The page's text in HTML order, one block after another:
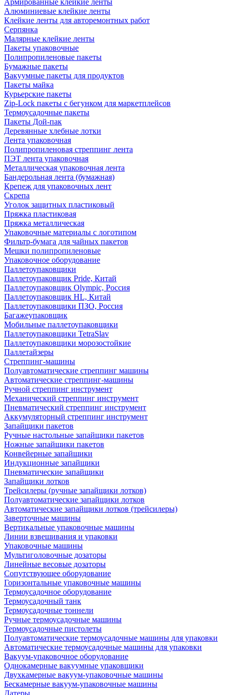
Армированные клейкие ленты
Алюминиевые клейкие ленты
Клейкие ленты для авторемонтных работ
Серпянка
Малярные клейкие ленты
Пакеты упаковочные
Полипропиленовые пакеты
Бумажные пакеты
Вакуумные пакеты для продуктов
Пакеты майка
Курьерские пакеты
Zip-Lock пакеты с бегунком для маркетплейсов
Термоусадочные пакеты
Пакеты Дой-пак
Деревянные хлебные лотки
Лента упаковочная
Полипропиленовая стреппинг лента
ПЭТ лента упаковочная
Металлическая упаковочная лента
Бандерольная лента (бумажная)
Крепеж для упаковочных лент
Скрепа
Уголок защитных пластиковый
Пряжка пластиковая
Пряжка металлическая
Упаковочные материалы с логотипом
Фильтр-бумага для чайных пакетов
Мешки полипропиленовые
Упаковочное оборудование
Паллетоупаковщики
Паллетоупаковщик Pride, Китай
Паллетоупаковщик Olympic, Россия
Паллетоупаковщик HL, Китай
Паллетоупаковщики ПЗО, Россия
Багажеупаковщик
Мобильные паллетоупаковщики
Паллетоупаковщики TetraSlav
Паллетоупаковщики морозостойкие
Паллетайзеры
Стреппинг-машины
Полуавтоматические стреппинг машины
Автоматические стреппинг-машины
Ручной стреппинг инструмент
Механический стреппинг инструмент
Пневматический стреппинг инструмент
Аккумуляторный стреппинг инструмент
Запайщики пакетов
Ручные настольные запайщики пакетов
Ножные запайщики пакетов
Конвейерные запайщики
Индукционные запайщики
Пневматические запайщики
Запайщики лотков
Трейсилеры (ручные запайщики лотков)
Полуавтоматические запайщики лотков
Автоматические запайщики лотков (трейсилеры)
Заверточные машины
Вертикальные упаковочные машины
Линии взвешивания и упаковки
Упаковочные машины
Мультиголовочные дозаторы
Линейные весовые дозаторы
Сопутствующее оборудование
Горизонтальные упаковочные машины
Термоусадочное оборудование
Термоусадочный танк
Термоусадочные тоннели
Ручные термоусадочные машины
Термоусадочные пистолеты
Полуавтоматические термоусадочные машины для упаковки
Автоматические термоусадочные машины для упаковки
Вакуум-упаковочное оборудование
Однокамерные вакуумные упаковщики
Двухкамерные вакуум-упаковочные машины
Бескамерные вакуум-упаковочные машины
Датеры